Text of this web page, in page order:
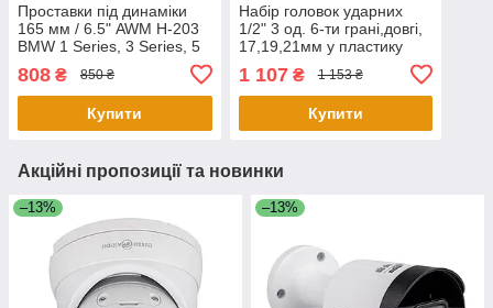
Проставки під динаміки
165 мм / 6.5" AWM H-203
BMW 1 Series, 3 Series, 5
808 ₴ 850 ₴
Купити
Набір головок ударних
1/2" 3 од. 6-ти грані,довгі,
17,19,21мм у пластику
1 107₴ 1 153 ₴
Купити
Акційні пропозиції та новинки
–13% –13%